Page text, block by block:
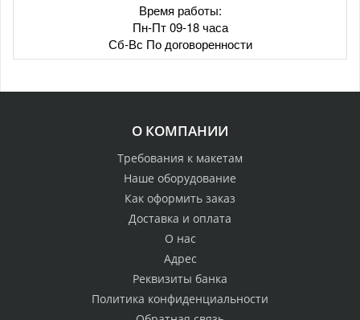
Время работы:
Пн-Пт 09-18 часа
Сб-Вс По договоренности
О КОМПАНИИ
Требования к макетам
Наше оборудование
Как оформить заказ
Доставка и оплата
О нас
Адрес
Реквизиты банка
Политика конфиденциальности